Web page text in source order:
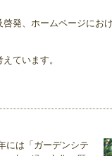
発、ホームページにお
ています。
には「ガーデンシテ